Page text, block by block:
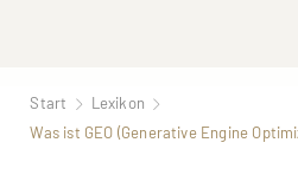
Start
Lexikon
Was ist GEO (Generative Engine